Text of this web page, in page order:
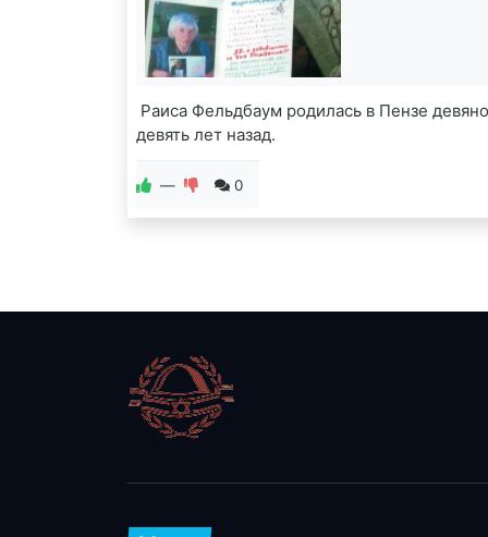
Раиса Фельдбаум родилась в Пензе
девять лет назад.
— 0